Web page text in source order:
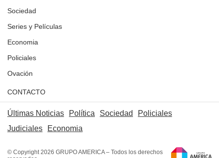
Sociedad
Series y Películas
Economia
Policiales
Ovación
CONTACTO
Últimas Noticias Política Sociedad
Policiales
Judiciales
Economia
© Copyright 2026 GRUPO AMERICA – Todos los derechos